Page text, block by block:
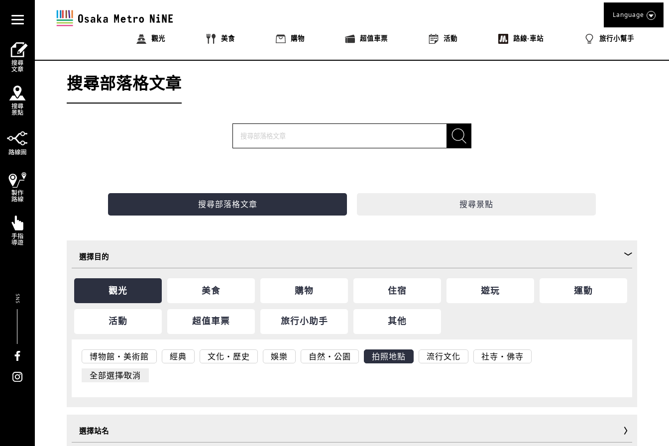
觀光 美食 購物 超值車票 活動 路線‧車站 旅行小幫手
Language
SNS
搜尋部落格文章
搜尋部落格文章 搜尋景點
選擇目的
觀光 美食 購物 住宿 遊玩 運動
活動 超值車票 旅行小助手 其他
博物館・美術館 經典 文化・歷史 娛樂 自然・公園 拍照地點 流行文化
社寺・佛寺
全部選擇∕取消
選擇站名